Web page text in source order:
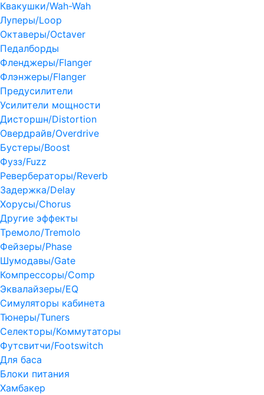
Квакушки/Wah-Wah
Луперы/Loop
Октаверы/Octaver
Педалборды
Фленджеры/Flanger
Флэнжеры/Flanger
Предусилители
Усилители мощности
Дисторшн/Distortion
Овердрайв/Overdrive
Бустеры/Boost
Фузз/Fuzz
Ревербераторы/Reverb
Задержка/Delay
Хорусы/Chorus
Другие эффекты
Тремоло/Tremolo
Фейзеры/Phase
Шумодавы/Gate
Компрессоры/Comp
Эквалайзеры/EQ
Симуляторы кабинета
Тюнеры/Tuners
Селекторы/Коммутаторы
Футсвитчи/Footswitch
Для баса
Блоки питания
Хамбакер